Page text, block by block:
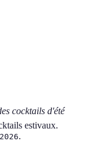
cocktails d'été
estivaux.
.